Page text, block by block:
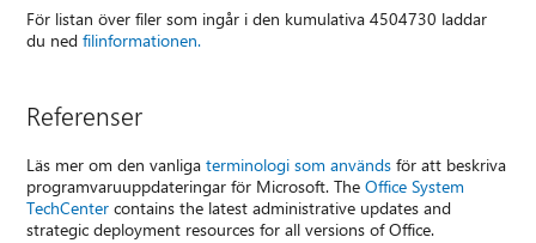
För listan över filer som ingår i den kumulativa 4504730 laddar
du nedfilinformationen.
Referenser
Läs mer om den vanligaterminologi som används för att beskriva
programvaruuppdateringar för Microsoft. TheOffice System
TechCenter contains the latest administrative updates and
strategic deployment resources for all versions of Office.